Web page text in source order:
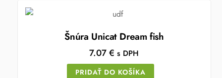
Šnúra Unicat Dream fish
7.07€ s DPH
PRIDAŤ DO KOŠÍKA